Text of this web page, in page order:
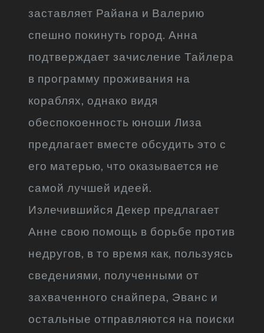
заставляет Райана и Валерию
спешно покинуть город. Анна
подтверждает зачисление Тайлера
в программу проживания на
кораблях, однако видя
обеспокоенность юноши Лиза
предлагает вместе обсудить это с
его матерью, что оказывается не
самой лучшей идеей.
Излечившийся Декер предлагает
Анне свою помощь в борьбе против
недругов, в то время как, пользуясь
сведениями, полученными от
захваченного снайпера, Эванс и
остальные отправляются на поиски